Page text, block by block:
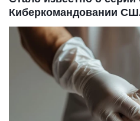
Киберкомандовании